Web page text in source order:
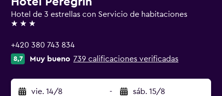
Hotel de 3 estrellas con Servicio de habitaciones
3 estrellas
+420 380 743 834
8,7 Muy bueno 739 calificaciones verificadas
vie. 14/8 - sáb. 15/8